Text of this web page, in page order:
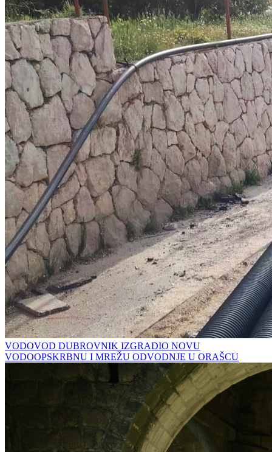
VODOVOD DUBROVNIK IZGRADIO NOVU
VODOOPSKRBNU I MREŽU ODVODNJE U ORAŠCU